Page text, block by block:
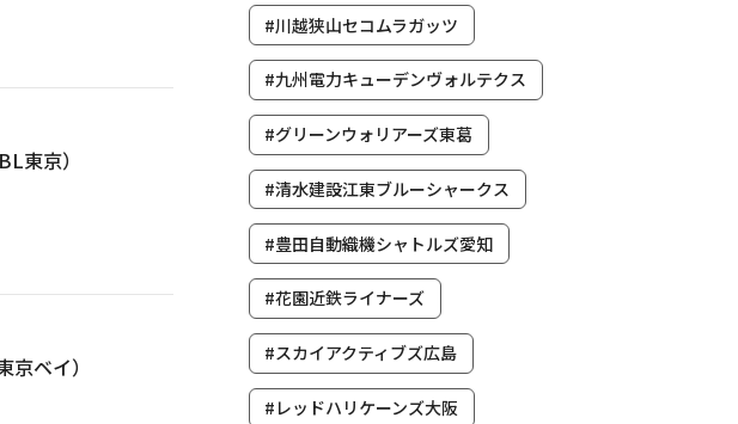
東京）
ベイ）
#川越狭山セコムラガッツ
#九州電力キューデンヴォルテクス
#グリーンウォリアーズ東葛
#清水建設江東ブルーシャークス
#豊田自動織機シャトルズ愛知
#花園近鉄ライナーズ
#スカイアクティブズ広島
#レッドハリケーンズ大阪